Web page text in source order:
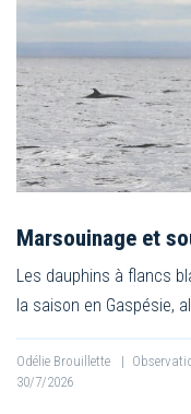
Marsouinage et
Les dauphins à flancs
la saison en Gaspésie,
Odélie Brouillette |
30/7/2026